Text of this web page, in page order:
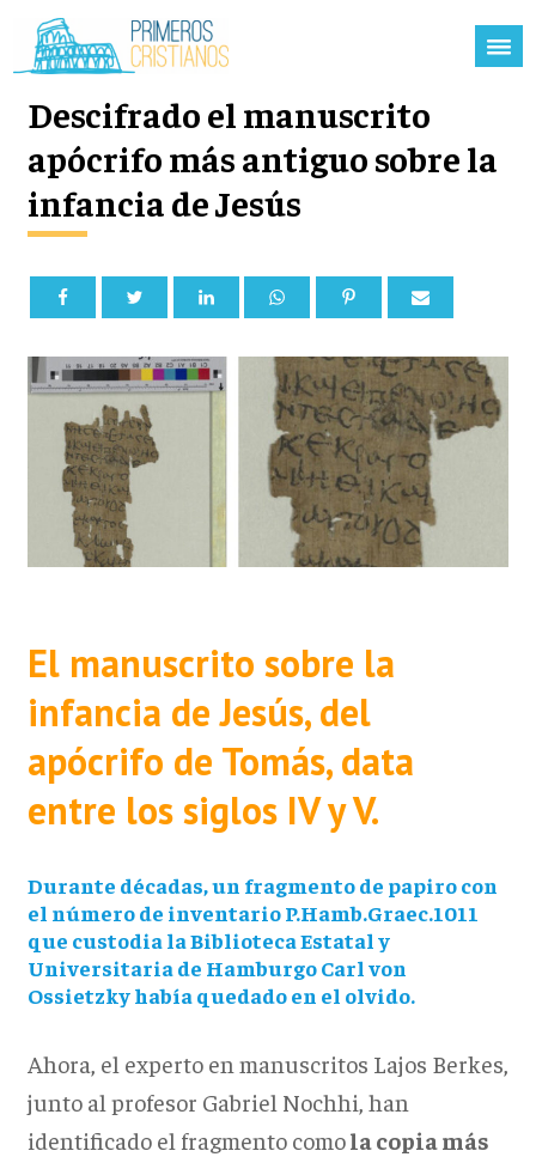
Descifrado el manuscrito
apócrifo más antiguo sobre la
infancia de Jesús
El manuscrito sobre la
infancia de Jesús, del
apócrifo de Tomás, data
entre los siglos IV y V.
Durante décadas, un fragmento de papiro con
el número de inventario P.Hamb.Graec.1011
que custodia la Biblioteca Estatal y
Universitaria de Hamburgo Carl von
Ossietzky había quedado en el olvido.
Ahora, el experto en manuscritos Lajos Berkes,
junto al profesor Gabriel Nochhi, han
identificado el fragmento comola copia más